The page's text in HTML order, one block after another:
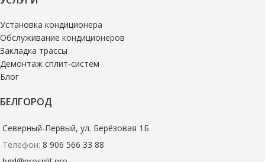
Установка кондиционера
Обслуживание кондиционеров
Закладка трассы
Демонтаж сплит-систем
Блог
БЕЛГОРОД
Северный-Первый, ул. Берёзовая 1Б
Телефон: 8 906 566 33 88